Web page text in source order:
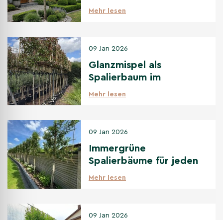
Gestaltungsideen & die
Mehr lesen
09 Jan 2026
Glanzmispel als
Spalierbaum im
Vergleich zu anderen
Mehr lesen
09 Jan 2026
Immergrüne
Spalierbäume für jeden
Standort: Sonne bis
Mehr lesen
09 Jan 2026